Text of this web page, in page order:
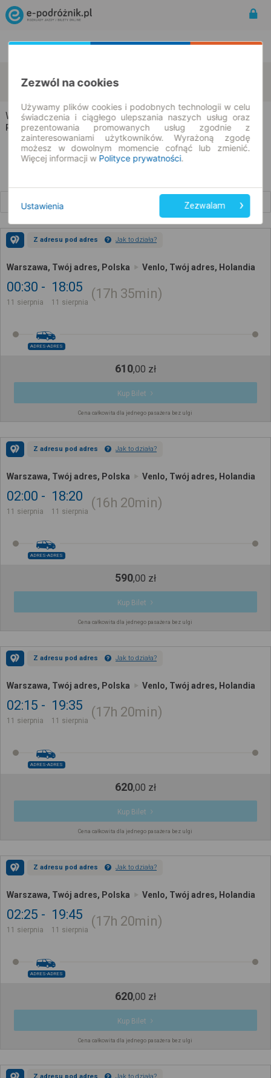
11.08.2026 | -- : --
Warszawa → Venlo
Rozkład jazdy i bilety
Z adresu pod adres Jak to działa?
Warszawa, Twój adres, Polska Venlo, Twój adres, Holandia
00:30
11 sierpnia
18:05
11 sierpnia
17h 35min
ADRES-ADRES
610,00 zł
Kup Bilet
Cena całkowita dla jednego pasażera bez ulgi
Z adresu pod adres Jak to działa?
Warszawa, Twój adres, Polska Venlo, Twój adres, Holandia
02:00
11 sierpnia
18:20
11 sierpnia
16h 20min
ADRES-ADRES
590,00 zł
Kup Bilet
Cena całkowita dla jednego pasażera bez ulgi
Z adresu pod adres Jak to działa?
Warszawa, Twój adres, Polska Venlo, Twój adres, Holandia
02:15
11 sierpnia
19:35
11 sierpnia
17h 20min
ADRES-ADRES
620,00 zł
Kup Bilet
Cena całkowita dla jednego pasażera bez ulgi
Z adresu pod adres Jak to działa?
Warszawa, Twój adres, Polska Venlo, Twój adres, Holandia
02:25
11 sierpnia
19:45
11 sierpnia
17h 20min
ADRES-ADRES
620,00 zł
Kup Bilet
Cena całkowita dla jednego pasażera bez ulgi
Z adresu pod adres Jak to działa?
Zezwól na cookies
Używamy plików cookies i podobnych technologii w celu
świadczenia i ciągłego ulepszania naszych usług oraz
prezentowania promowanych usług zgodnie z
zainteresowaniami użytkowników. Wyrażoną zgodę
możesz w dowolnym momencie cofnąć lub zmienić.
Więcej informacji w Polityce prywatności.
Ustawienia Zezwalam